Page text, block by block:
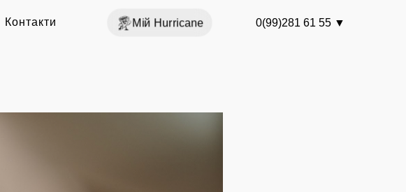
Контакти Мій Hurricane 0(99)281 61 55 ▼